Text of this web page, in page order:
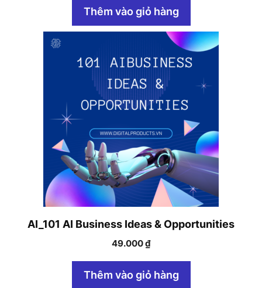
Thêm vào giỏ hàng
AI_101 AI Business Ideas & Opportunities
49.000₫
Thêm vào giỏ hàng